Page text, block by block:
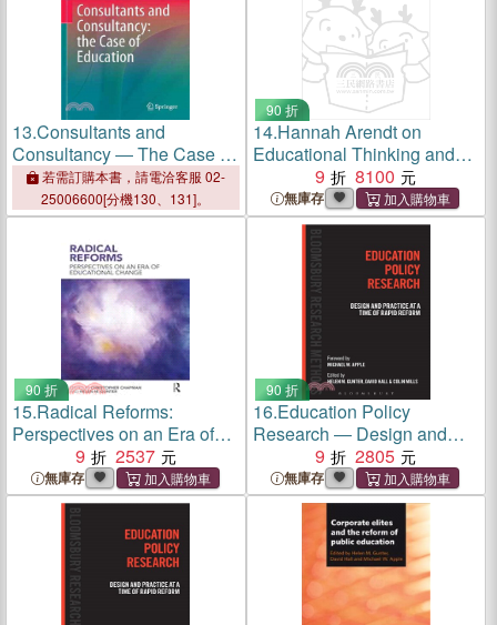
13.Consultants and
Consultancy ― The Case of
Education
若需訂購本書，請電洽客服 02-
25006600[分機130、131]。
90 折
14.Hannah Arendt on
Educational Thinking and
Practice in Dark Times ―
Education for a World in
Crisis
9 8100
無庫存
90 折
15.Radical Reforms:
Perspectives on an Era of
Educational Change
9 2537
無庫存
90 折
16.Education Policy
Research ― Design and
Practice at a Time of Rapid
Reform
9 2805
無庫存